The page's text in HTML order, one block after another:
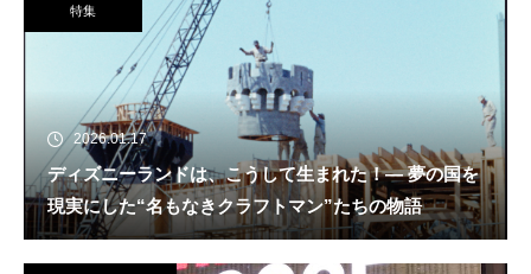
特集
2026.01.17
ディズニーランドは、こうして生まれた！― 夢の国を
現実にした“名もなきクラフトマン”たちの物語